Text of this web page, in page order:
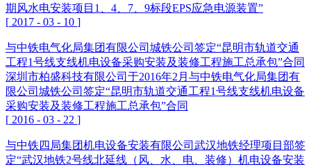
期风水电安装项目1、4、7、9标段EPS应急电源装置”
[ 2017 - 03 - 10 ]
与中铁电气化局集团有限公司城铁公司签定“昆明市轨道交通
工程1号线支线机电设备采购安装及装修工程施工总承包”合同
深圳市柏盛科技有限公司于2016年2月与中铁电气化局集团有
限公司城铁公司签定“昆明市轨道交通工程1号线支线机电设备
采购安装及装修工程施工总承包”合同
[ 2016 - 03 - 22 ]
与中铁四局集团机电设备安装有限公司武汉地铁经理项目部签
定“武汉地铁2号线北延线（风、水、电、装修）机电设备安装